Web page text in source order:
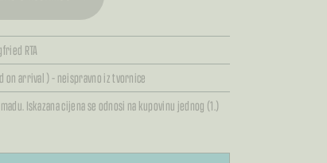
RTA
on arrival ) – neispravno iz tvornice
Iskazana cijena se odnosi na kupovinu jednog (1.)